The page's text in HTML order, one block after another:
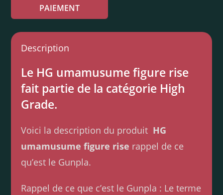
PAIEMENT
Description
Le HG umamusume figure rise
fait partie de la catégorie High
Grade.
Voici la description du produit HG
umamusume figure rise rappel de ce
qu’est le Gunpla.
Rappel de ce que c’est le Gunpla : Le terme